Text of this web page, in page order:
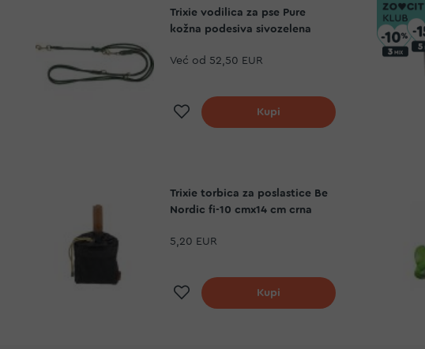
Trixie vodilica za pse Pure
kožna podesiva sivozelena
Već od 52,50 EUR
Dodaj na listu želja
Kupi
Trixie torbica za poslastice Be
Nordic fi-10 cmx14 cm crna
5,20 EUR
Dodaj na listu želja
Kupi